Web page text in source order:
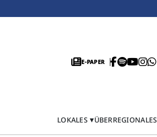
E-PAPER
LOKALES ÜBERREGIONALES